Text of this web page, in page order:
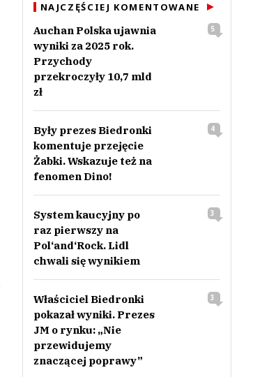
NAJCZĘŚCIEJ KOMENTOWANE
Auchan Polska ujawnia
wyniki za 2025 rok.
Przychody
przekroczyły 10,7 mld
zł
5
Były prezes Biedronki
komentuje przejęcie
Żabki. Wskazuje też na
fenomen Dino!
4
System kaucyjny po
raz pierwszy na
Pol‘and‘Rock. Lidl
chwali się wynikiem
3
Właściciel Biedronki
pokazał wyniki. Prezes
JM o rynku: „Nie
przewidujemy
znaczącej poprawy”
3